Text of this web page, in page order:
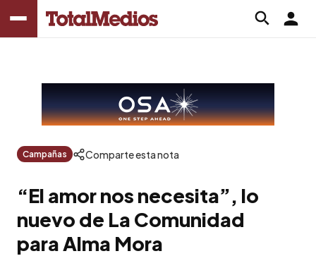
Campañas Comparte esta nota
“El amor nos necesita”, lo
nuevo de La Comunidad
para Alma Mora